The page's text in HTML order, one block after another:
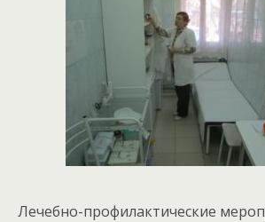
Лечебно-профилактические